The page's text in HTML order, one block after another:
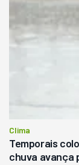
Clima
Temporais
chuva avança